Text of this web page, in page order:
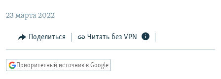
Вернутся
Вернутся
МНЕНИЯ
КУЛЬТУРА
КАВКАЗ.РЕАЛИИ
23 марта 2022
Поделиться Читать без VPN
Приоритетный источник в Google